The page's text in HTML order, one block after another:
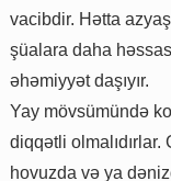
vacibdir. Hətta
şüalara daha
əhəmiyyət daşıyır.
Yay mövsümündə
diqqətli
hovuzda və ya